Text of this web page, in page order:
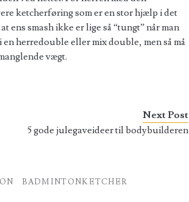
ketcherføring som er en stor hjælp i det
ens smash ikke er lige så “tungt” når man
herredouble eller mix double, men så må
vægt.
Next Post
5 gode julegaveideer til bodybuilderen
BADMINTONKETCHER